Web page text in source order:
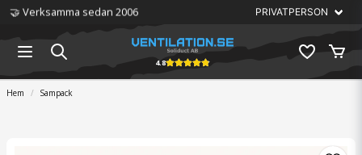
🤝 Verksamma sedan 2006
4.8
Hem Sampack